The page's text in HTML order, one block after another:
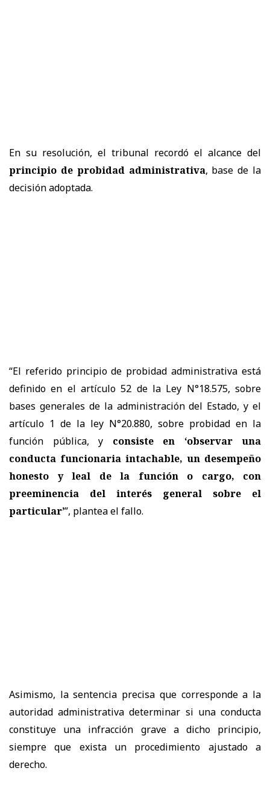
En su resolución, el tribunal recordó el alcance del
principio de probidad administrativa, base de la
decisión adoptada.
“El referido principio de probidad administrativa está
definido en el artículo 52 de la Ley N°18.575, sobre
bases generales de la administración del Estado, y el
artículo 1 de la ley N°20.880, sobre probidad en la
función pública, y consiste en ‘observar una
conducta funcionaria intachable, un desempeño
honesto y leal de la función o cargo, con
preeminencia del interés general sobre el
particular’”, plantea el fallo.
Asimismo, la sentencia precisa que corresponde a la
autoridad administrativa determinar si una conducta
constituye una infracción grave a dicho principio,
siempre que exista un procedimiento ajustado a
derecho.